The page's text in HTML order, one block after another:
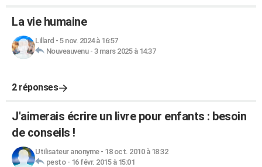
La vie humaine
Lillard - 5 nov. 2024 à 16:57
Nouveauvenu- 3 mars 2025 à 14:37
2 réponses
J'aimerais écrire un livre pour enfants : besoin
de conseils !
Utilisateur anonyme- 18 oct. 2010 à 18:32
pesto- 16 févr. 2015 à 15:01